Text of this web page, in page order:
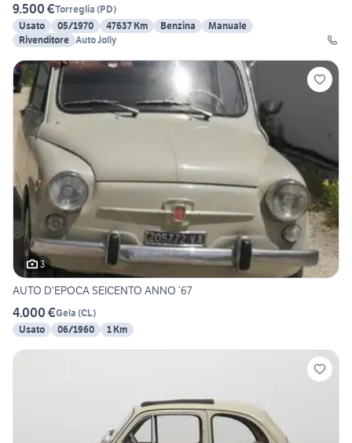
9.500 €Torreglia (PD)
Usato
05/1970 47637 Km Benzina
Manuale
Rivenditore Auto Jolly
3
AUTO D’EPOCA SEICENTO ANNO ‘67
4.000 €Gela (CL)
Usato
06/1960 1 Km